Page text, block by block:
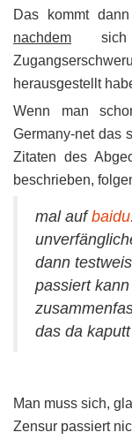
Das kommt
nachdem sich
herausgestellt
Wenn man
Germany-net das
Zitaten des
beschrieben,
mal auf
dann
passiert
das da
Man muss sich,
Zensur passiert